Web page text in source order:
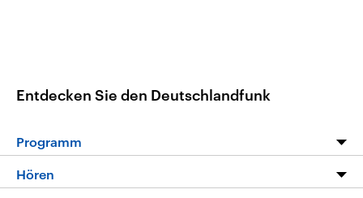
Entdecken Sie den Deutschlandfunk
Programm
Programm
Hören